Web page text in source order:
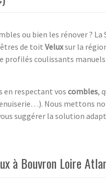
ou bien les rénover ? La
de toit Veluxsur la
profilés coulissants
en respectant vos combles,
Nous mettons
suggérer la solution
à Bouvron Loire